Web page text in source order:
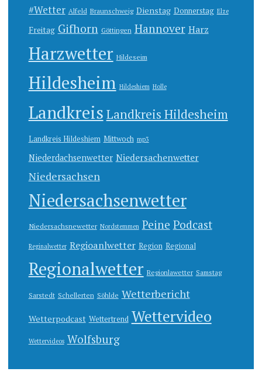
#Wetter Alfeld Braunschweig Dienstag Donnerstag Elze
Freitag Gifhorn Göttingen Hannover Harz
Harzwetter Hildeseim
Hildesheim Hildeshiem Holle
Landkreis Landkreis Hildesheim
Landkreis Hildeshiem Mittwoch mp3
Niederdachsenwetter Niedersachenwetter
Niedersachsen
Niedersachsenwetter
Niedersachsnewetter Nordstemmen Peine Podcast
Reginalwetter Regioanlwetter Region Regional
Regionalwetter Regionlawetter Samstag
Sarstedt Schellerten Söhlde Wetterbericht
Wetterpodcast Wettertrend Wettervideo
Wettervideos Wolfsburg